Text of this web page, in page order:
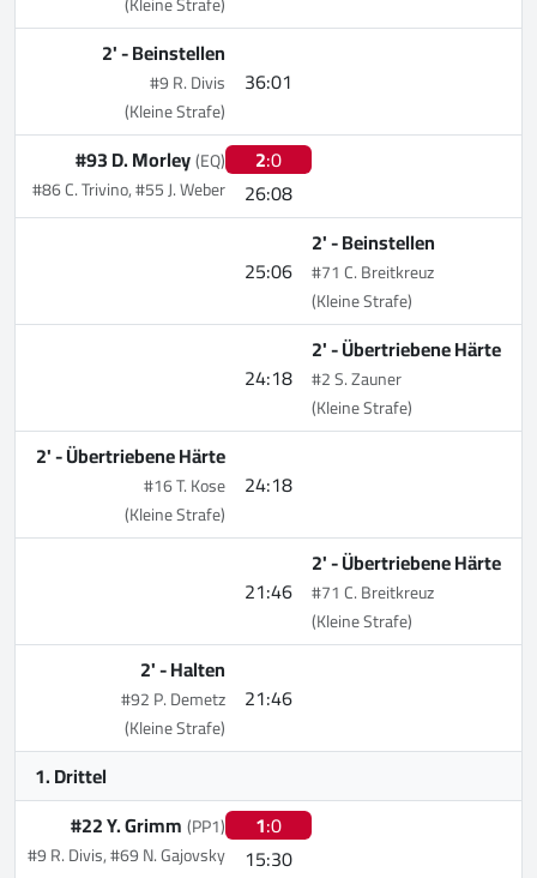
36:01
2' -Beinstellen
#9 R. Divis
(Kleine Strafe)
2:0
26:08
#93 D. Morley(EQ)
#86 C. Trivino, #55 J. Weber
25:06
2' -Beinstellen
#71 C. Breitkreuz
(Kleine Strafe)
24:18
2' -Übertriebene Härte
#2 S. Zauner
(Kleine Strafe)
24:18
2' -Übertriebene Härte
#16 T. Kose
(Kleine Strafe)
21:46
2' -Übertriebene Härte
#71 C. Breitkreuz
(Kleine Strafe)
21:46
2' -Halten
#92 P. Demetz
(Kleine Strafe)
1. Drittel
1:0
15:30
#22 Y. Grimm(PP1)
#9 R. Divis, #69 N. Gajovsky